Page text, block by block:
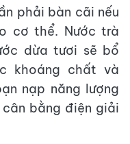
phải bàn cãi nếu
cơ thể. Nước trà
dừa tươi sẽ bổ
khoáng chất và
nạp năng lượng
bằng điện giải